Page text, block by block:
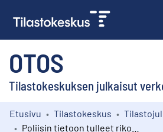
OTOS
Tilastokeskuksen julkaisut
Kokoelmat
Etusivu Tilastokeskus